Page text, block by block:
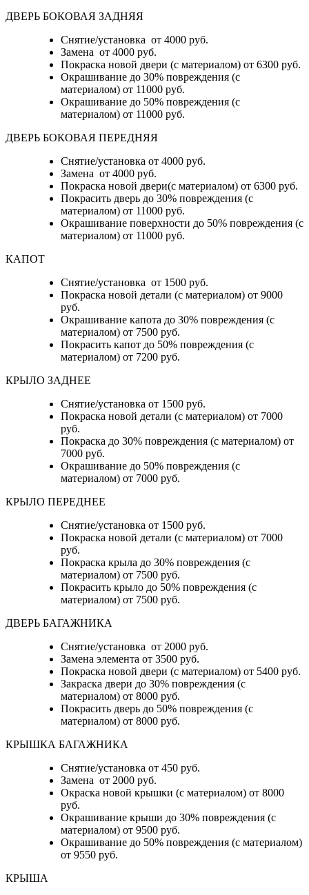
ДВЕРЬ БОКОВАЯ ЗАДНЯЯ
Снятие/установка от 4000 руб.
Замена от 4000 руб.
Покраска новой двери (с материалом) от 6300 руб.
Окрашивание до 30% повреждения (с
материалом) от 11000 руб.
Окрашивание до 50% повреждения (с
материалом) от 11000 руб.
ДВЕРЬ БОКОВАЯ ПЕРЕДНЯЯ
Снятие/установка от 4000 руб.
Замена от 4000 руб.
Покраска новой двери(с материалом) от 6300 руб.
Покрасить дверь до 30% повреждения (с
материалом) от 11000 руб.
Окрашивание поверхности до 50% повреждения (с
материалом) от 11000 руб.
КАПОТ
Снятие/установка от 1500 руб.
Покраска новой детали (с материалом) от 9000
руб.
Окрашивание капота до 30% повреждения (с
материалом) от 7500 руб.
Покрасить капот до 50% повреждения (с
материалом) от 7200 руб.
КРЫЛО ЗАДНЕЕ
Снятие/установка от 1500 руб.
Покраска новой детали (с материалом) от 7000
руб.
Покраска до 30% повреждения (с материалом) от
7000 руб.
Окрашивание до 50% повреждения (с
материалом) от 7000 руб.
КРЫЛО ПЕРЕДНЕЕ
Снятие/установка от 1500 руб.
Покраска новой детали (с материалом) от 7000
руб.
Покраска крыла до 30% повреждения (с
материалом) от 7500 руб.
Покрасить крыло до 50% повреждения (с
материалом) от 7500 руб.
ДВЕРЬ БАГАЖНИКА
Снятие/установка от 2000 руб.
Замена элемента от 3500 руб.
Покраска новой двери (с материалом) от 5400 руб.
Закраска двери до 30% повреждения (с
материалом) от 8000 руб.
Покрасить дверь до 50% повреждения (с
материалом) от 8000 руб.
КРЫШКА БАГАЖНИКА
Снятие/установка от 450 руб.
Замена от 2000 руб.
Окраска новой крышки (с материалом) от 8000
руб.
Окрашивание крыши до 30% повреждения (с
материалом) от 9500 руб.
Окрашивание до 50% повреждения (с материалом)
от 9550 руб.
КРЫША